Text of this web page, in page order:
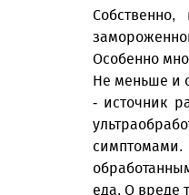
Особенно
Не меньше и
- источник
еда. О вреде